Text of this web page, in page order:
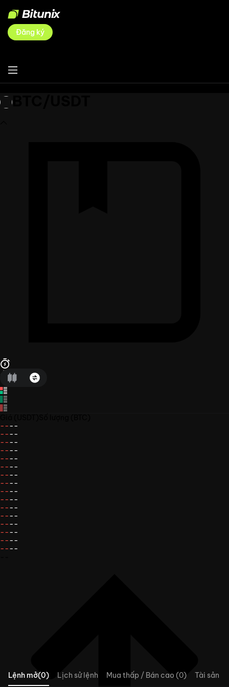
Đăng ký
----
----
----
----
----
----
----
----
----
----
----
----
----
----
----
----
Lệnh mở(0) Lịch sử lệnh Mua thấp / Bán cao (0)
Tài sản